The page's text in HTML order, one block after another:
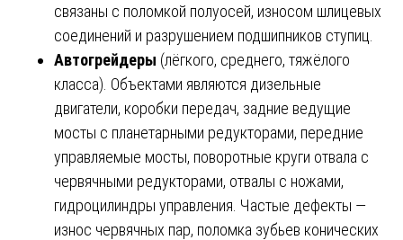
связаны с поломкой полуосей, износом шлицевых
соединений и разрушением подшипников ступиц.
Автогрейдеры (лёгкого, среднего, тяжёлого
класса). Объектами являются дизельные
двигатели, коробки передач, задние ведущие
мосты с планетарными редукторами, передние
управляемые мосты, поворотные круги отвала с
червячными редукторами, отвалы с ножами,
гидроцилиндры управления. Частые дефекты —
износ червячных пар, поломка зубьев конических